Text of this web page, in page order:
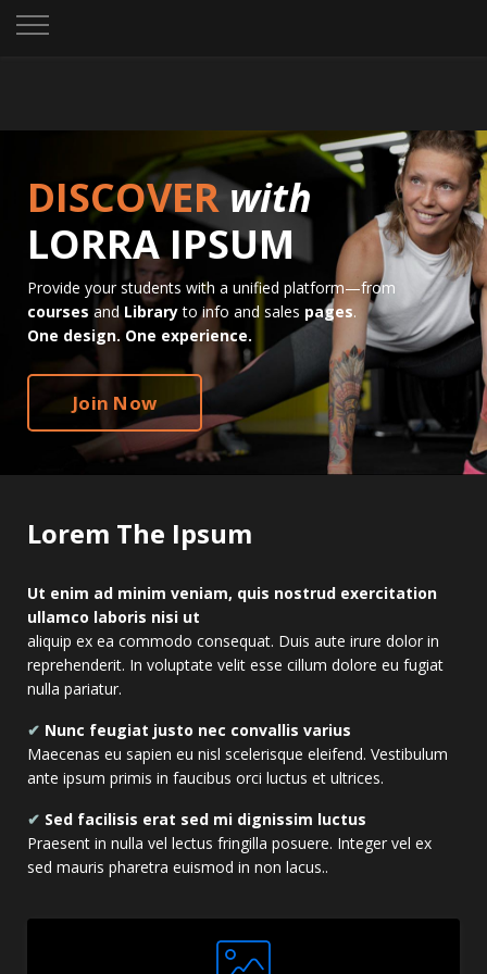
DISCOVERwith
LORRA IPSUM
Provide your students with a unified platform—from
courses andLibraryto info and sales pages.
One design. One experience.
Join Now
Lorem The Ipsum
Ut enim ad minim veniam, quis nostrud exercitation
ullamco laboris nisi ut
aliquip ex ea commodo consequat. Duis aute irure dolor in
reprehenderit. In voluptate velit esse cillum dolore eu fugiat
nulla pariatur.
✔ Nunc feugiat justo nec convallis varius
Maecenas eu sapien eu nisl scelerisque eleifend. Vestibulum
ante ipsum primis in faucibus orci luctus et ultrices.
✔ Sed facilisis erat sed mi dignissim luctus
Praesent in nulla vel lectus fringilla posuere. Integer vel ex
sed mauris pharetra euismod in non lacus..